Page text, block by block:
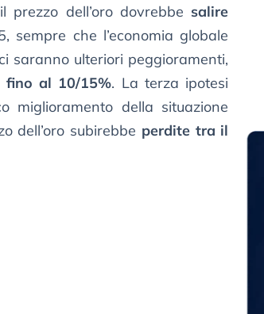
dell’oro dovrebbe salire
che l’economia globale
saranno ulteriori peggioramenti,
fino al 10/15%. La terza ipotesi
miglioramento della situazione
dell’oro subirebbe perdite tra il